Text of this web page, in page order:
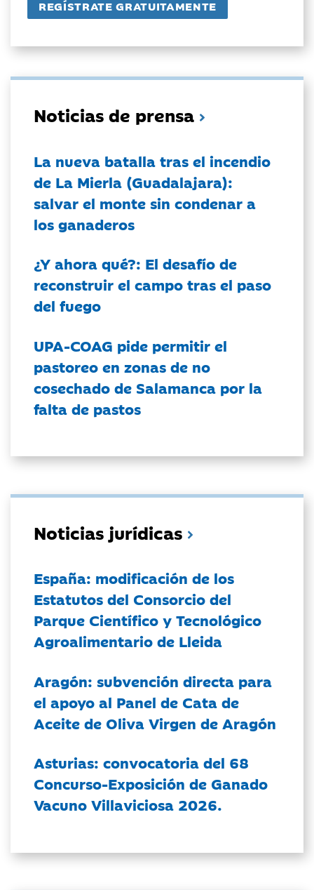
Noticias de prensa
La nueva batalla tras el incendio
de La Mierla (Guadalajara):
salvar el monte sin condenar a
los ganaderos
¿Y ahora qué?: El desafío de
reconstruir el campo tras el paso
del fuego
UPA-COAG pide permitir el
pastoreo en zonas de no
cosechado de Salamanca por la
falta de pastos
Noticias jurídicas
España: modificación de los
Estatutos del Consorcio del
Parque Científico y Tecnológico
Agroalimentario de Lleida
Aragón: subvención directa para
el apoyo al Panel de Cata de
Aceite de Oliva Virgen de Aragón
Asturias: convocatoria del 68
Concurso-Exposición de Ganado
Vacuno Villaviciosa 2026.